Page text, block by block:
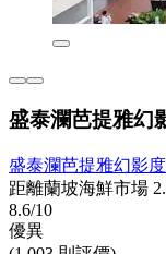
盛泰瀾芭提雅幻
盛泰瀾芭提雅幻影
距離蘭坡海鮮市場
8.6/10
優異